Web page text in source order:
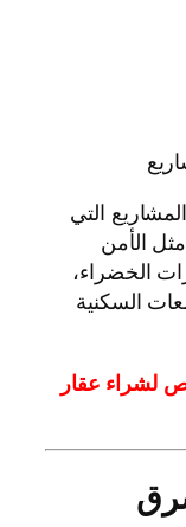
التي
الأمن
الخضراء،
السكنية
لشراء عقار